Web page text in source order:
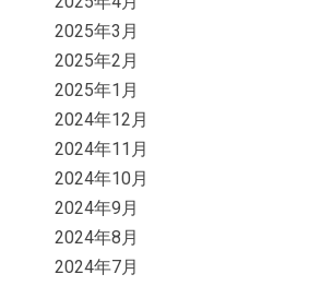
2025年3月
2025年2月
2025年1月
2024年12月
2024年11月
2024年10月
2024年9月
2024年8月
2024年7月